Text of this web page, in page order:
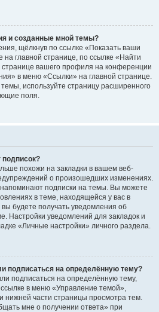
и созданные мной темы?
щёлкнув по ссылке «Показать ваши
главной странице, по ссылке «Найти
вашего профиля на конференции
в меню «Ссылки» на главной странице.
используйте страницу расширенного
поля.
подписок?
похожи на закладки в вашем веб-
о произошедших изменениях.
подписки на темы. Вы можете
в теме, находящейся у вас в
вы будете получать уведомления об
Настройки уведомлений для закладок и
«Личные настройки» личного раздела.
подписаться на определённую тему?
подписаться на определённую тему,
в меню «Управление темой»,
нижней части страницы просмотра тем.
мне о получении ответа» при